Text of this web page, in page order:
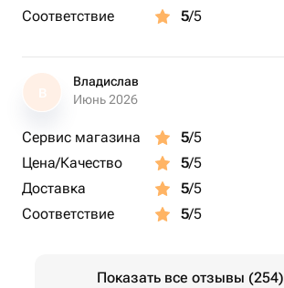
Соответствие
5/5
В
Владислав
Июнь 2026
Сервис магазина 5/5
Цена/Качество
5/5
Доставка
5/5
Соответствие
5/5
Показать все отзывы (254)